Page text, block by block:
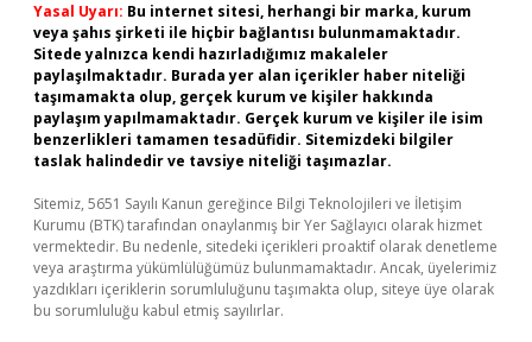
Yasal Uyarı: Bu internet sitesi, herhangi bir marka, kurum
veya şahıs şirketi ile hiçbir bağlantısı bulunmamaktadır.
Sitede yalnızca kendi hazırladığımız makaleler
paylaşılmaktadır. Burada yer alan içerikler haber niteliği
taşımamakta olup, gerçek kurum ve kişiler hakkında
paylaşım yapılmamaktadır. Gerçek kurum ve kişiler ile isim
benzerlikleri tamamen tesadüfidir. Sitemizdeki bilgiler
taslak halindedir ve tavsiye niteliği taşımazlar.
Sitemiz, 5651 Sayılı Kanun gereğince Bilgi Teknolojileri ve İletişim
Kurumu (BTK) tarafından onaylanmış bir Yer Sağlayıcı olarak hizmet
vermektedir. Bu nedenle, sitedeki içerikleri proaktif olarak denetleme
veya araştırma yükümlülüğümüz bulunmamaktadır. Ancak, üyelerimiz
yazdıkları içeriklerin sorumluluğunu taşımakta olup, siteye üye olarak
bu sorumluluğu kabul etmiş sayılırlar.